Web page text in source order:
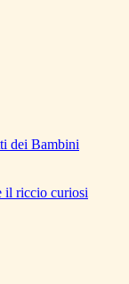
dei Bambini
il riccio curiosi